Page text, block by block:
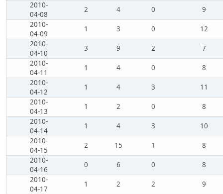
2010-
04-08
2 4 0
9
2010-
04-09
1 3 0
12
2010-
04-10
3 9 2
7
2010-
04-11
1 4 0
8
2010-
04-12
1 4 3
11
2010-
04-13
1 2 0
8
2010-
04-14
1 4 3
10
2010-
04-15
2 15 1
8
2010-
04-16
0 6 0
8
2010-
04-17
1 2 2
9